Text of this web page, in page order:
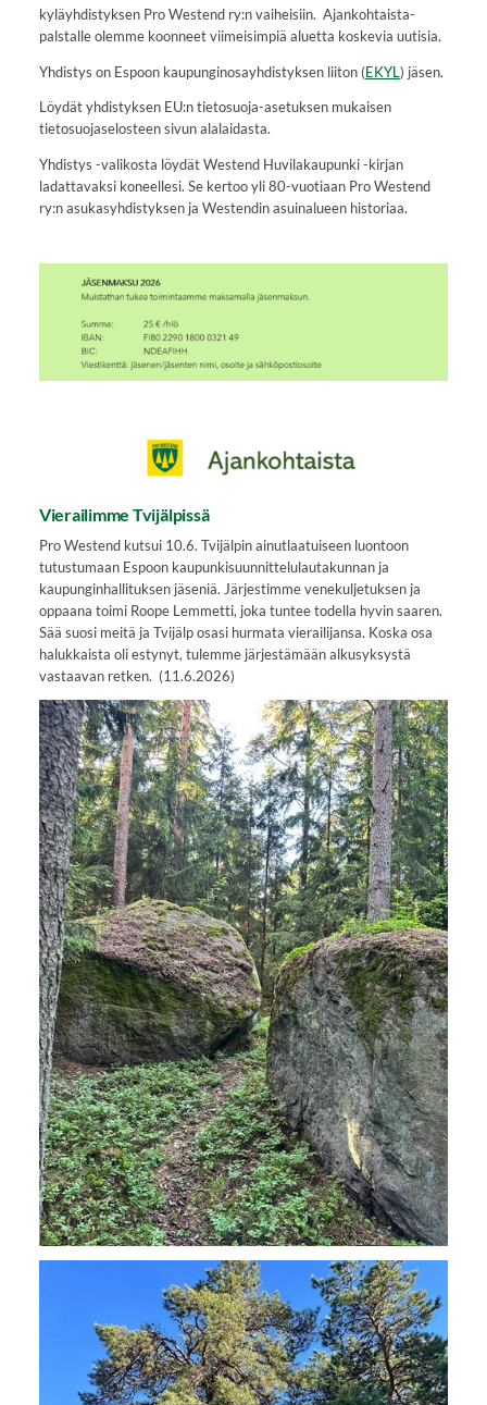
kyläyhdistyksen Pro Westend ry:n vaiheisiin. Ajankohtaista-
palstalle olemme koonneet viimeisimpiä aluetta koskevia uutisia.
Yhdistys on Espoon kaupunginosayhdistyksen liiton (EKYL) jäsen.
Löydät yhdistyksen EU:n tietosuoja-asetuksen mukaisen
tietosuojaselosteen sivun alalaidasta.
Yhdistys -valikosta löydät Westend Huvilakaupunki -kirjan
ladattavaksi koneellesi. Se kertoo yli 80-vuotiaan Pro Westend
ry:n asukasyhdistyksen ja Westendin asuinalueen historiaa.
Vierailimme Tvijälpissä
Pro Westend kutsui 10.6. Tvijälpin ainutlaatuiseen luontoon
tutustumaan Espoon kaupunkisuunnittelulautakunnan ja
kaupunginhallituksen jäseniä. Järjestimme venekuljetuksen ja
oppaana toimi Roope Lemmetti, joka tuntee todella hyvin saaren.
Sää suosi meitä ja Tvijälp osasi hurmata vierailijansa. Koska osa
halukkaista oli estynyt, tulemme järjestämään alkusyksystä
vastaavan retken. (11.6.2026)